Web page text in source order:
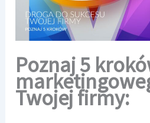
Poznaj 5
Twojej firmy: